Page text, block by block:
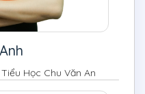
Học Chu Văn An